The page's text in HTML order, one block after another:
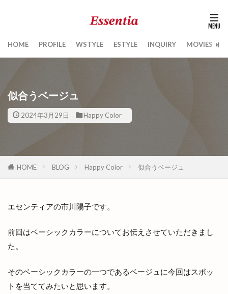
HOME PROFILE WSTYLE ESTYLE INQUIRY MOVIES
似合うベージュ
2024年3月29日 Happy Color
HOME BLOG Happy Color 似合うベージュ
エセンティアの市川陽子です。
前回はベーシックカラーについてお伝えさせていただきまし
た。
そのベーシックカラーの一つであるベージュに今回はスポッ
トを当ててみたいと思います。